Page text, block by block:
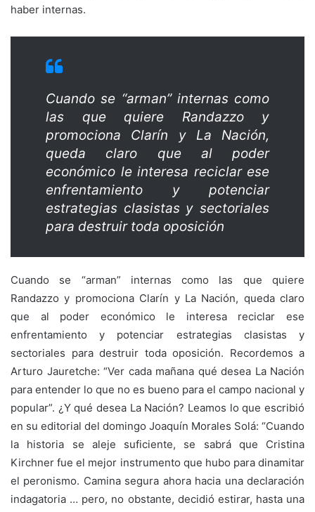
haber internas.
Cuando se “arman” internas como
las que quiere Randazzo y
promociona Clarín y La Nación,
queda claro que al poder
económico le interesa reciclar ese
enfrentamiento y potenciar
estrategias clasistas y sectoriales
para destruir toda oposición
Cuando se “arman” internas como las que quiere
Randazzo y promociona Clarín y La Nación, queda claro
que al poder económico le interesa reciclar ese
enfrentamiento y potenciar estrategias clasistas y
sectoriales para destruir toda oposición. Recordemos a
Arturo Jauretche: “Ver cada mañana qué desea La Nación
para entender lo que no es bueno para el campo nacional y
popular”. ¿Y qué desea La Nación? Leamos lo que escribió
en su editorial del domingo Joaquín Morales Solá: “Cuando
la historia se aleje suficiente, se sabrá que Cristina
Kirchner fue el mejor instrumento que hubo para dinamitar
el peronismo. Camina segura ahora hacia una declaración
indagatoria … pero, no obstante, decidió estirar, hasta una